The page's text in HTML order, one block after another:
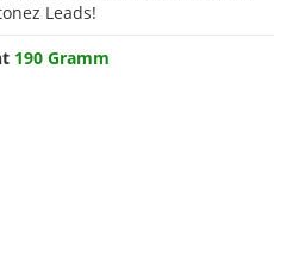
Leads!
190 Gramm